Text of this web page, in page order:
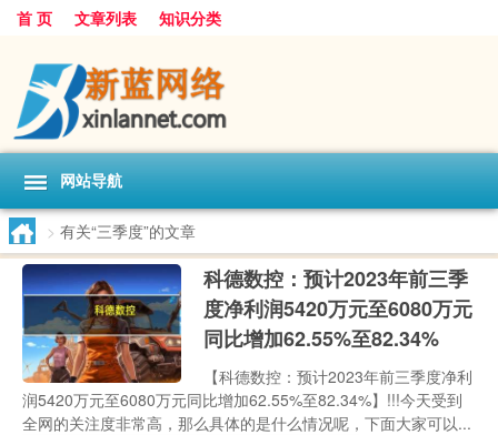
首 页 文章列表 知识分类
网站导航
> 有关“三季度”的文章
科德数控：预计2023年前三季
度净利润5420万元至6080万元
同比增加62.55%至82.34%
【科德数控：预计2023年前三季度净利
润5420万元至6080万元同比增加62.55%至82.34%】!!!今天受到
全网的关注度非常高，那么具体的是什么情况呢，下面大家可以...